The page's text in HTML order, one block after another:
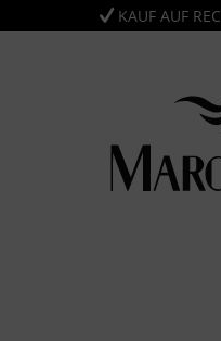
KAUF AUF